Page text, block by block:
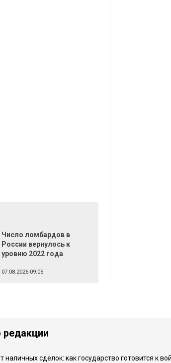
Число ломбардов в
России вернулось к
уровню 2022 года
07.08.2026 09:05
редакции
наличных сделок: как государство готовится к